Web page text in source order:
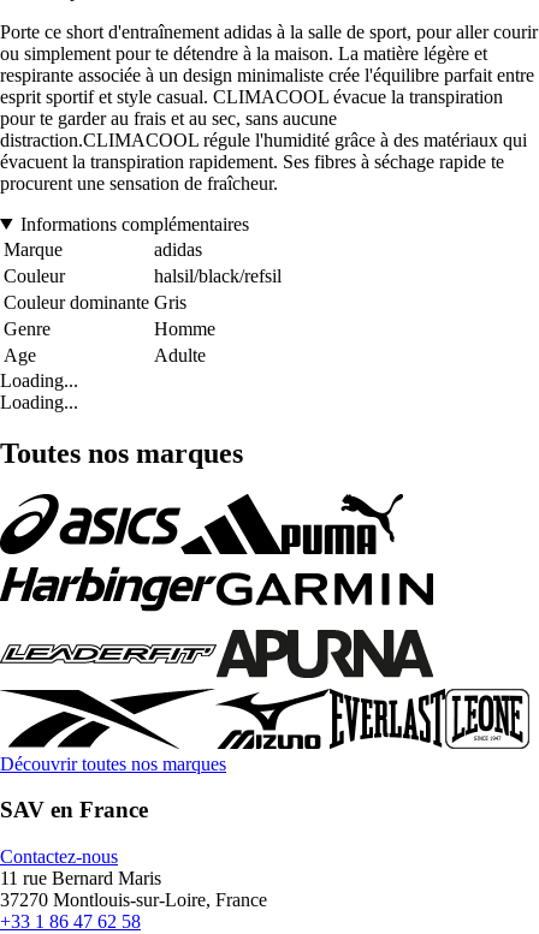
Porte ce short d'entraînement adidas à la salle de sport, pour aller courir
ou simplement pour te détendre à la maison. La matière légère et
respirante associée à un design minimaliste crée l'équilibre parfait entre
esprit sportif et style casual. CLIMACOOL évacue la transpiration
pour te garder au frais et au sec, sans aucune
distraction.CLIMACOOL régule l'humidité grâce à des matériaux qui
évacuent la transpiration rapidement. Ses fibres à séchage rapide te
procurent une sensation de fraîcheur.
Informations complémentaires
Marque
adidas
Couleur
halsil/black/refsil
Couleur dominante Gris
Genre
Homme
Age
Adulte
Loading...
Loading...
Toutes nos marques
Découvrir toutes nos marques
SAV en France
Contactez-nous
11 rue Bernard Maris
37270 Montlouis-sur-Loire, France
+33 1 86 47 62 58